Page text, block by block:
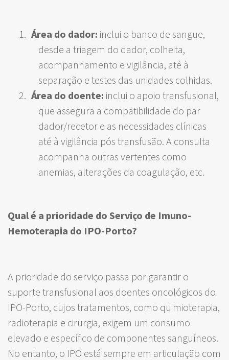
Área do dador: inclui o banco de sangue,
desde a triagem do dador, colheita,
acompanhamento e vigilância, até à
separação e testes das unidades colhidas.
Área do doente: inclui o apoio transfusional,
que assegura a compatibilidade do par
dador/recetor e as necessidades clínicas
até à vigilância pós transfusão. A consulta
acompanha outras vertentes como
anemias, alterações da coagulação, etc.
Qual é a prioridade do Serviço de Imuno-
Hemoterapia do IPO-Porto?
A prioridade do serviço passa por garantir o
suporte transfusional aos doentes oncológicos do
IPO-Porto, cujos tratamentos, como quimioterapia,
radioterapia e cirurgia, exigem um consumo
elevado e específico de componentes sanguíneos.
No entanto, o IPO está sempre em articulação com